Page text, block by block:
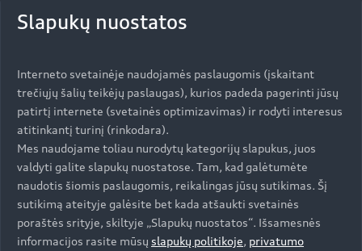
Susisiekite su Audi atstovu
Pagrindiniai dalykai iš
pirmo žvilgsnio
Slapukų nuostatos
Interneto svetainėje naudojamės paslaugomis (įskaitant
trečiųjų šalių teikėjų paslaugas), kurios padeda pagerinti jūsų
patirtį internete (svetainės optimizavimas) ir rodyti interesus
atitinkantį turinį (rinkodara).
Mes naudojame toliau nurodytų kategorijų slapukus, juos
valdyti galite slapukų nuostatose. Tam, kad galėtumėte
naudotis šiomis paslaugomis, reikalingas jūsų sutikimas. Šį
sutikimą ateityje galėsite bet kada atšaukti svetainės
poraštės srityje, skiltyje „Slapukų nuostatos“. Išsamesnės
informacijos rasite mūsų slapukų politikoje, privatumo